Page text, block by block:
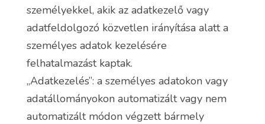
személyekkel, akik az adatkezelő vagy
adatfeldolgozó közvetlen irányítása alatt a
személyes adatok kezelésére
felhatalmazást kaptak.
„Adatkezelés”: a személyes adatokon vagy
adatállományokon automatizált vagy nem
automatizált módon végzett bármely